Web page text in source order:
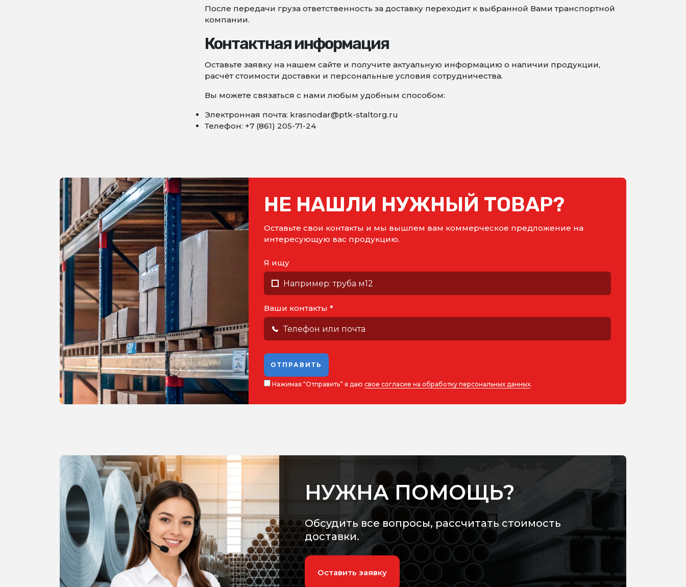
После передачи груза ответственность за доставку переходит к выбранной Вами транспортной
компании.
Контактная информация
Оставьте заявку на нашем сайте и получите актуальную информацию о наличии продукции,
расчёт стоимости доставки и персональные условия сотрудничества.
Вы можете связаться с нами любым удобным способом:
Электронная почта: krasnodar@ptk-staltorg.ru
Телефон: +7 (861) 205-71-24
НЕ НАШЛИ НУЖНЫЙ ТОВАР?
Оставьте свои контакты и мы вышлем вам коммерческое предложение на
интересующую вас продукцию.
Я ищу
Ваши контакты *
ОТПРАВИТЬ
Нажимая “Отправить” я даю свое согласие на обработку персональных данных.
НУЖНА ПОМОЩЬ?
Обсудить все вопросы, рассчитать стоимость
доставки.
Оставить заявку